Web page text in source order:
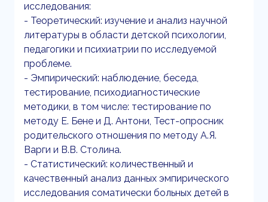
исследования:
- Теоретический: изучение и анализ научной
литературы в области детской психологии,
педагогики и психиатрии по исследуемой
проблеме.
- Эмпирический: наблюдение, беседа,
тестирование, психодиагностические
методики, в том числе: тестирование по
методу Е. Бене и Д. Антони, Тест-опросник
родительского отношения по методу А.Я.
Варги и В.В. Столина.
- Статистический: количественный и
качественный анализ данных эмпирического
исследования соматически больных детей в